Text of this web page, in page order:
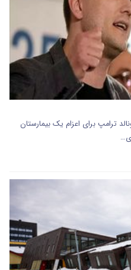
ترامپ برای اعزام یک بیمارستان